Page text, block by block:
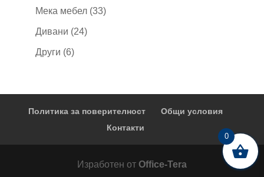
продукта
Мека мебел 3333
Дивани 2424
Други 66
Политика за поверителност
Общи условия
Контакти
Изработен от Office-Tera
0